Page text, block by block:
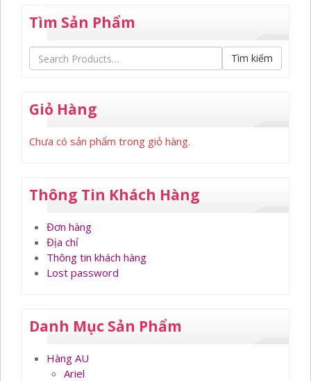
Tìm Sản Phẩm
Tìm kiếm
Giỏ Hàng
Chưa có sản phẩm trong giỏ hàng.
Thông Tin Khách Hàng
Đơn hàng
Địa chỉ
Thông tin khách hàng
Lost password
Danh Mục Sản Phẩm
Hàng AU
Ariel